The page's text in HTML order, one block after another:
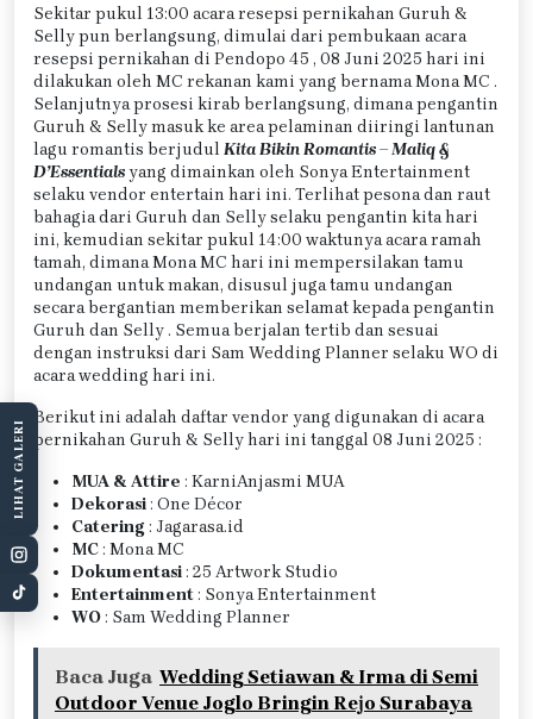
Sekitar pukul 13:00 acara resepsi pernikahan Guruh &
Selly pun berlangsung, dimulai dari pembukaan acara
resepsi pernikahan di Pendopo 45 , 08 Juni 2025 hari ini
dilakukan oleh MC rekanan kami yang bernama Mona MC .
Selanjutnya prosesi kirab berlangsung, dimana pengantin
Guruh & Selly masuk ke area pelaminan diiringi lantunan
lagu romantis berjudul Kita Bikin Romantis – Maliq &
D’Essentialsyang dimainkan oleh Sonya Entertainment
selaku vendor entertain hari ini. Terlihat pesona dan raut
bahagia dari Guruh dan Selly selaku pengantin kita hari
ini, kemudian sekitar pukul 14:00 waktunya acara ramah
tamah, dimana Mona MC hari ini mempersilakan tamu
undangan untuk makan, disusul juga tamu undangan
secara bergantian memberikan selamat kepada pengantin
Guruh dan Selly . Semua berjalan tertib dan sesuai
dengan instruksi dari Sam Wedding Planner selaku WO di
acara wedding hari ini.
Berikut ini adalah daftar vendor yang digunakan di acara
pernikahan Guruh & Selly hari ini tanggal 08 Juni 2025 :
MUA & Attire : KarniAnjasmi MUA
Dekorasi: One Décor
Catering: Jagarasa.id
MC: Mona MC
Dokumentasi: 25 Artwork Studio
Entertainment: Sonya Entertainment
WO: Sam Wedding Planner
Baca Juga Wedding Setiawan & Irma di Semi
Outdoor Venue Joglo Bringin Rejo Surabaya
LIHAT GALERI